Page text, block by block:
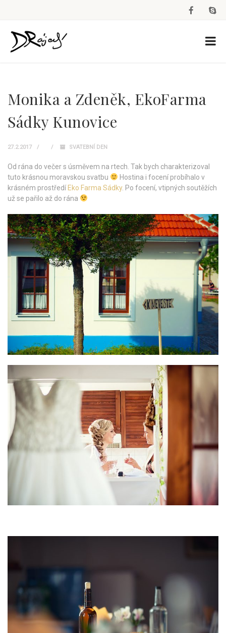
Monika a Zdeněk, EkoFarma
Sádky Kunovice
27.2.2017 SVATEBNÍ DEN
Od rána do večer s úsměvem na rtech. Tak bych charakterizoval
tuto krásnou moravskou svatbu
Hostina i focení probíhalo v
krásném prostředí Eko Farma Sádky. Po focení, vtipných soutěžích
už se pařilo až do rána